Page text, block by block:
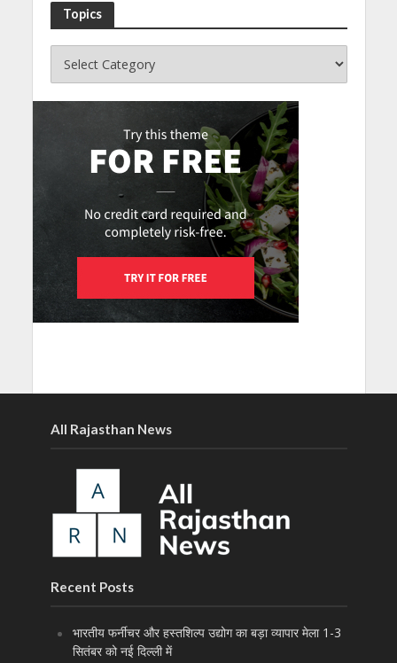
Topics
All Rajasthan News
Recent Posts
भारतीय फर्नीचर और हस्तशिल्प उद्योग का बड़ा व्यापार मेला 1-3
सितंबर को नई दिल्ली में